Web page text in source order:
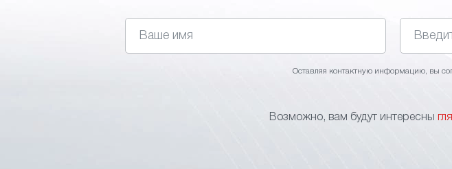
Оставляя контактную информацию, вы
Возможно, вам будут интересны